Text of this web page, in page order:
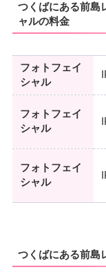
つくばにある前島
ャルの料金
フォトフェイ
シャル
フォトフェイ
シャル
フォトフェイ
シャル
つくばにある前島